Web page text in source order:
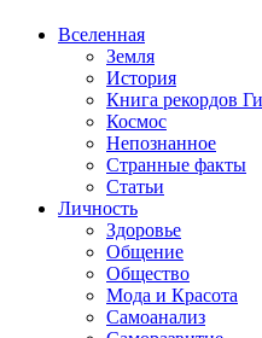
Вселенная
Земля
История
Книга рекордов
Космос
Непознанное
Странные факты
Статьи
Личность
Здоровье
Общение
Общество
Мода и Красота
Самоанализ